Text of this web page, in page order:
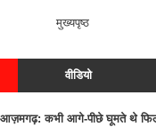
मुख्यपृष्ठ
वीडियो
आज़मगढ़: कभी आगे-पीछे घूमते थे